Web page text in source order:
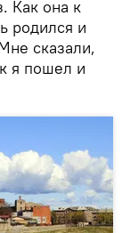
Как она к
родился и
сказали,
я пошел и